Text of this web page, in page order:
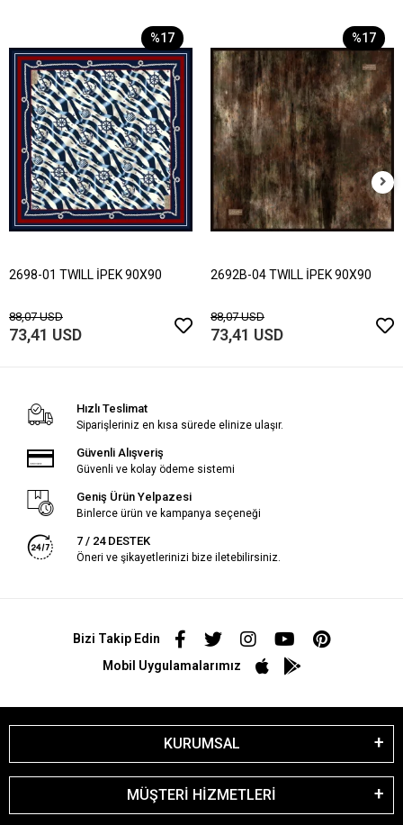
%17
2698-01 TWILL İPEK 90X90
88,07 USD
73,41 USD
%17
2692B-04 TWILL İPEK 90X90
88,07 USD
73,41 USD
Hızlı Teslimat
Siparişleriniz en kısa sürede elinize ulaşır.
Güvenli Alışveriş
Güvenli ve kolay ödeme sistemi
Geniş Ürün Yelpazesi
Binlerce ürün ve kampanya seçeneği
7 / 24 DESTEK
Öneri ve şikayetlerinizi bize iletebilirsiniz.
Bizi Takip Edin
Mobil Uygulamalarımız
KURUMSAL
MÜŞTERİ HİZMETLERİ